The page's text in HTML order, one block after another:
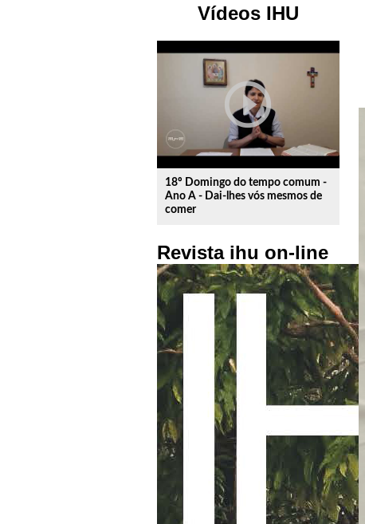
Vídeos IHU
play_circle_outline
18º Domingo do tempo comum -
Ano A - Dai-lhes vós mesmos de
comer
Revista ihu on-line